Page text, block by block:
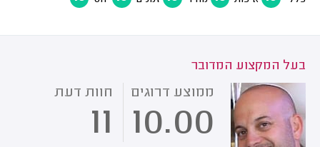
בעל המקצוע המדובר
ממוצע דרוגים
10.00
חוות דעת
11